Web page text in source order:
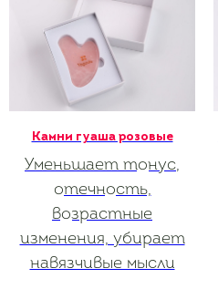
Камни гуаша розовые
Уменьшает тонус,
отечность,
возрастные
изменения, убирает
навязчивые мысли